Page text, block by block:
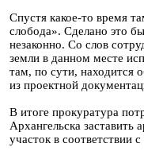
Спустя какое-то время
слобода». Сделано это
незаконно. Со слов
земли в данном месте
там, по сути, находится
из проектной
В итоге прокуратура
Архангельска заставить
участок в соответствии